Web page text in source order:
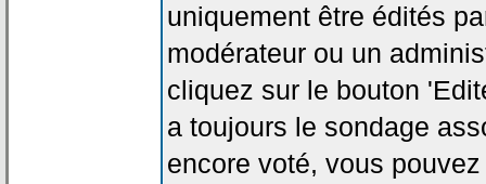
uniquement être édités
modérateur ou un
cliquez sur le bouton
a toujours le sondage
encore voté, vous